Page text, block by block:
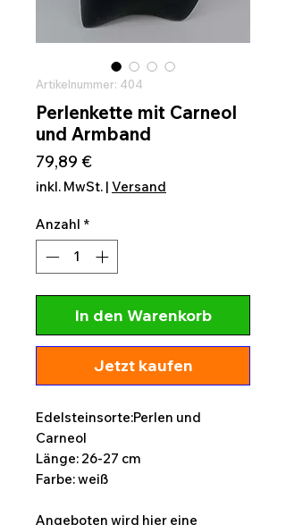
Artikelnummer: 404
Perlenkette mit Carneol
und Armband
79,89 €Preis
inkl. MwSt. | Versand
Anzahl *
In den Warenkorb
Jetzt kaufen
Edelsteinsorte:Perlen und
Carneol
Länge: 26-27 cm
Farbe: weiß
Angeboten wird hier eine